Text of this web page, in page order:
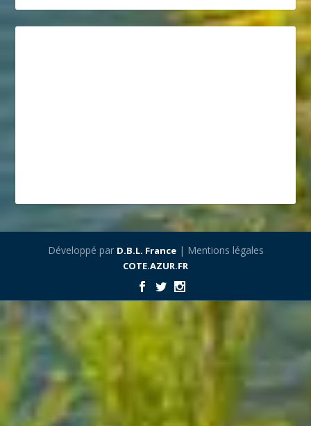
Développé par D.B.L. France| Mentions légales
COTE.AZUR.FR